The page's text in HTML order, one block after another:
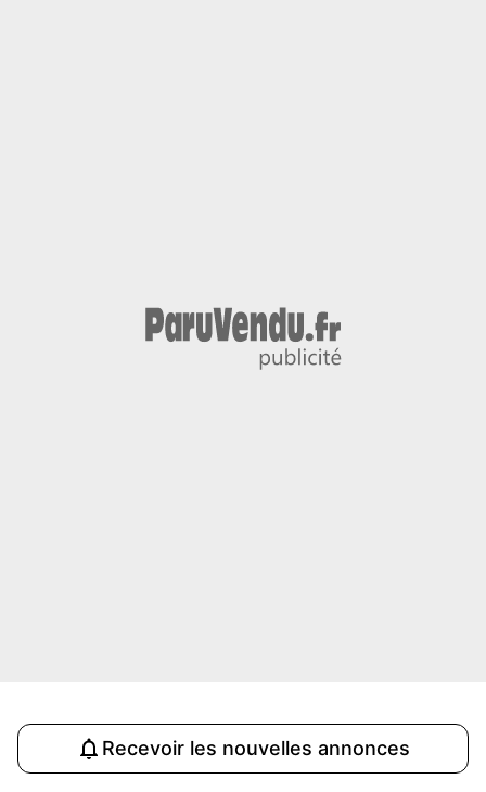
Recevoir les nouvelles annonces